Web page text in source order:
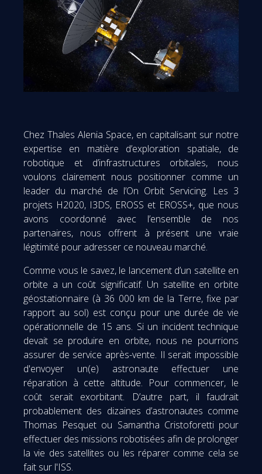
Chez Thales Alenia Space, en capitalisant sur notre
expertise en matière d’exploration spatiale, de
robotique et d’infrastructures orbitales, nous
voulons clairement nous positionner comme un
leader du marché de l’On Orbit Servicing. Les 3
projets H2020, I3DS, EROSS et EROSS+, que nous
avons coordonné avec l’ensemble de nos
partenaires, nous offrent à présent une vraie
légitimité pour adresser ce nouveau marché.
Comme vous le savez, le lancement d’un satellite en
orbite a un coût significatif. Un satellite en orbite
géostationnaire (à 36 000 km de la Terre, fixe par
rapport au sol) est conçu pour une durée de vie
opérationnelle de 15 ans. Si un incident technique
devait se produire en orbite, nous ne pourrions
assurer de service après-vente. Il serait impossible
d'envoyer un(e) astronaute effectuer une
réparation à cette altitude. Pour commencer, le
coût serait exorbitant. D’autre part, il faudrait
probablement des dizaines d’astronautes comme
Thomas Pesquet ou Samantha Cristoforetti pour
effectuer des missions robotisées afin de prolonger
la vie des satellites ou les réparer comme cela se
fait sur l'ISS.